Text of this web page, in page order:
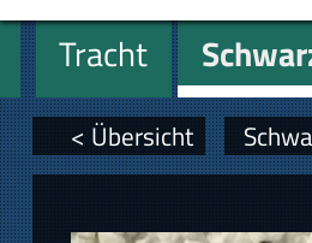
Tracht
Miniaturen
< Übersicht